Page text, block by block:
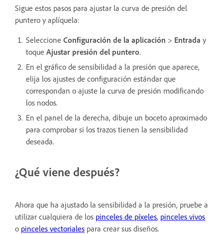
Sigue estos pasos para ajustar la curva de presión del
puntero y aplíquela:
Seleccione Configuración de la aplicación > Entrada y
toque Ajustar presión del puntero.
En el gráfico de sensibilidad a la presión que aparece,
elija los ajustes de configuración estándar que
correspondan o ajuste la curva de presión modificando
los nodos.
En el panel de la derecha, dibuje un boceto aproximado
para comprobar si los trazos tienen la sensibilidad
deseada.
¿Qué viene después?
Ahora que ha ajustado la sensibilidad a la presión, pruebe a
utilizar cualquiera de los pinceles de píxeles, pinceles vivos
o pinceles vectoriales para crear sus diseños.